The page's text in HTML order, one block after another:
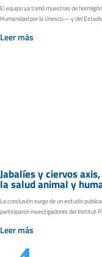
El equipo ya tomó muestras de
Humanidad por la Unesco— y del
Leer más
Jabalíes y ciervos
la salud animal y
La conclusión surge de un estudio
participaron investigadores del Institut
Leer más